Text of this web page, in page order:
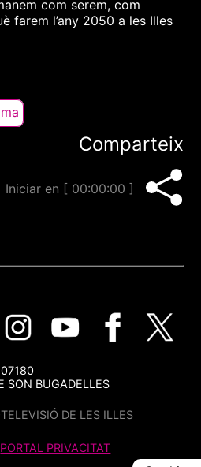
com serem, com
farem l’any 2050 a les Illes
Comparteix
Iniciar en [ 00:00:00 ]
SON BUGADELLES
DE LES ILLES
PORTAL PRIVACITAT